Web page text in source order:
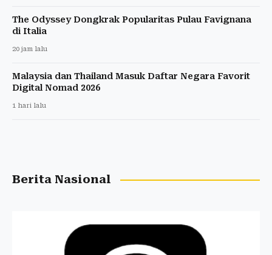
The Odyssey Dongkrak Popularitas Pulau Favignana
di Italia
20 jam lalu
Malaysia dan Thailand Masuk Daftar Negara Favorit
Digital Nomad 2026
1 hari lalu
Berita Nasional